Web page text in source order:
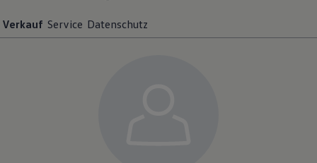
Verkauf Service Datenschutz